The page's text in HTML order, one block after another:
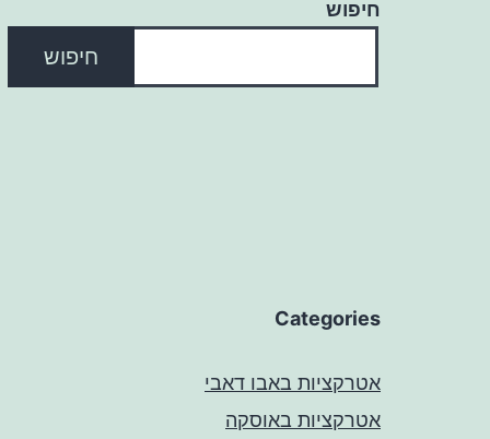
חיפוש
חיפוש
Categories
אטרקציות באבו דאבי
אטרקציות באוסקה